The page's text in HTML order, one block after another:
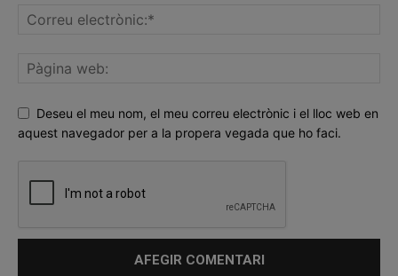
Deseu el meu nom, el meu correu electrònic i el lloc web en
aquest navegador per a la propera vegada que ho faci.